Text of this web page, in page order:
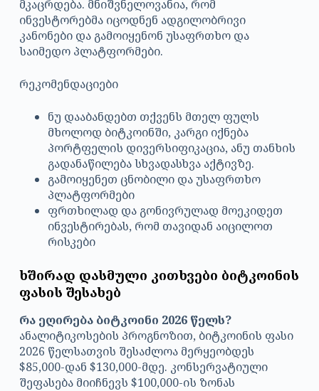
მკაცრდება. მნიშვნელოვანია, რომ
ინვესტორებმა იცოდნენ ადგილობრივი
კანონები და გამოიყენონ უსაფრთხო და
საიმედო პლატფორმები.
რეკომენდაციები
ნუ დააბანდებთ თქვენს მთელ ფულს
მხოლოდ ბიტკოინში, კარგი იქნება
პორტფელის დივერსიფიკაცია, ანუ თანხის
გადანაწილება სხვადასხვა აქტივზე.
გამოიყენეთ ცნობილი და უსაფრთხო
პლატფორმები
ფრთხილად და გონივრულად მოეკიდეთ
ინვესტირებას, რომ თავიდან აიცილოთ
რისკები
ხშირად დასმული კითხვები ბიტკოინის
ფასის შესახებ
რა ეღირება ბიტკოინი 2026 წელს?
ანალიტიკოსების პროგნოზით, ბიტკოინის ფასი
2026 წელსათვის შესაძლოა მერყეობდეს
$85,000-დან $130,000-მდე. კონსერვატიული
შეფასება მიიჩნევს $100,000-ის ზონას